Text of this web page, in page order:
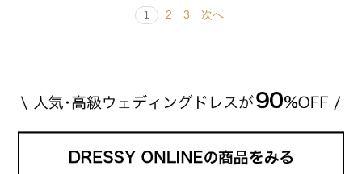
1 2 3 次へ